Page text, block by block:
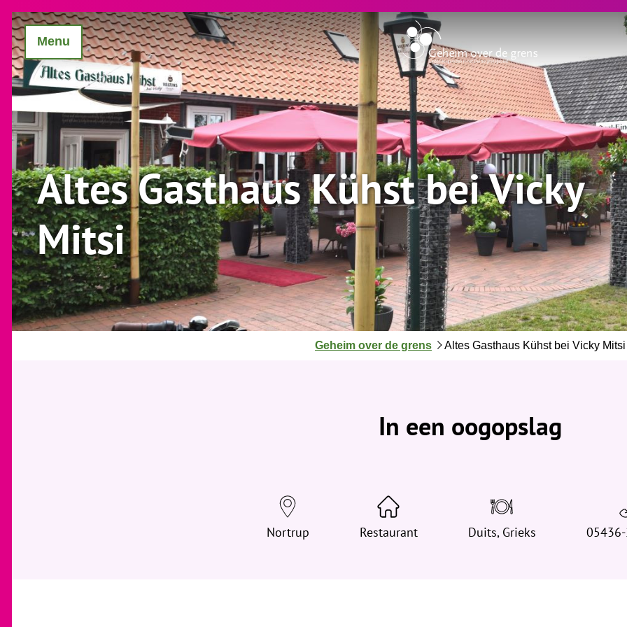
Menu
Altes Gasthaus Kühst bei Vicky
Mitsi
J
Geheim over de grens Altes Gasthaus Kühst bei Vicky Mitsi
In een oogopslag
Nortrup Restaurant Duits, Grieks